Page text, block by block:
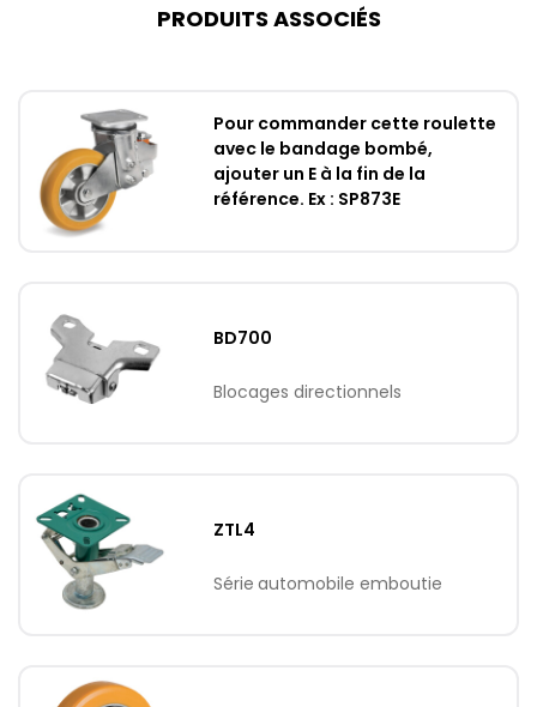
PRODUITS ASSOCIÉS
Pour commander cette roulette
avec le bandage bombé,
ajouter un E à la fin de la
référence. Ex : SP873E
BD700
Blocages directionnels
ZTL4
Série automobile emboutie